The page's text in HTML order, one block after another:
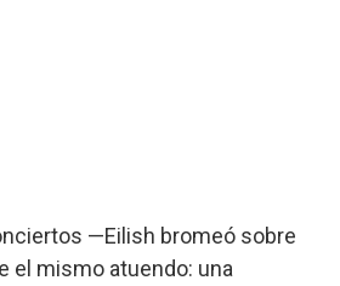
—Eilish bromeó sobre
el mismo atuendo: una